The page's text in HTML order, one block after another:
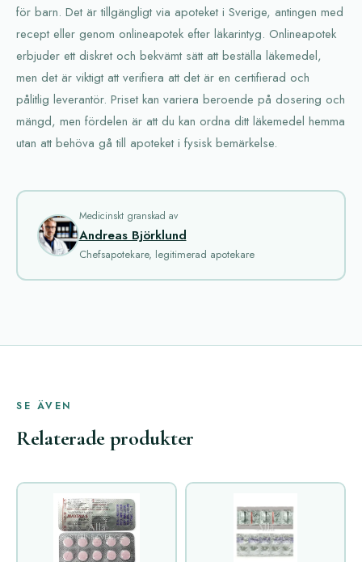
för barn. Det är tillgängligt via apoteket i Sverige, antingen med
recept eller genom onlineapotek efter läkarintyg. Onlineapotek
erbjuder ett diskret och bekvämt sätt att beställa läkemedel,
men det är viktigt att verifiera att det är en certifierad och
pålitlig leverantör. Priset kan variera beroende på dosering och
mängd, men fördelen är att du kan ordna ditt läkemedel hemma
utan att behöva gå till apoteket i fysisk bemärkelse.
Medicinskt granskad av
Andreas Björklund
Chefsapotekare, legitimerad apotekare
SE ÄVEN
Relaterade produkter